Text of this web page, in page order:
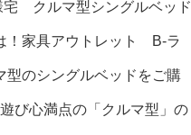
クルマ型シングルベッド
！家具アウトレット B-ラ
のシングルベッドをご購
び心満点の「クルマ型」の